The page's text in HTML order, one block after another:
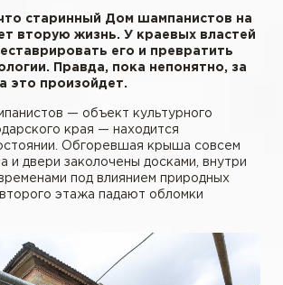
старинный Дом шампанистов на
вторую жизнь. У краевых властей
его и превратить
Правда, пока непонятно, за
это произойдет.
— объект культурного
края — находится
Обгоревшая крыша совсем
и двери заколочены досками, внутри
под влиянием природных
этажа падают обломки